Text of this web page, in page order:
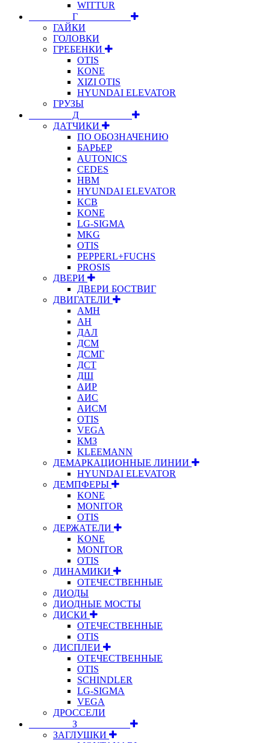
WITTUR
⠀⠀⠀⠀⠀⠀Г⠀⠀⠀⠀⠀⠀⠀
ГАЙКИ
ГОЛОВКИ
ГРЕБЕНКИ
OTIS
KONE
XIZI OTIS
HYUNDAI ELEVATOR
ГРУЗЫ
⠀⠀⠀⠀⠀⠀Д⠀⠀⠀⠀⠀⠀⠀
ДАТЧИКИ
ПО ОБОЗНАЧЕНИЮ
БАРЬЕР
AUTONICS
CEDES
HBM
HYUNDAI ELEVATOR
KCB
KONE
LG-SIGMA
MKG
OTIS
PEPPERL+FUCHS
PROSIS
ДВЕРИ
ДВЕРИ БОСТВИГ
ДВИГАТЕЛИ
АМН
АН
ДАЛ
ДСМ
ДСМГ
ДСТ
ДШ
АИР
АИС
АИСМ
OTIS
VEGA
КМЗ
KLEEMANN
ДЕМАРКАЦИОННЫЕ ЛИНИИ
HYUNDAI ELEVATOR
ДЕМПФЕРЫ
KONE
MONITOR
OTIS
ДЕРЖАТЕЛИ
KONE
MONITOR
OTIS
ДИНАМИКИ
ОТЕЧЕСТВЕННЫЕ
ДИОДЫ
ДИОДНЫЕ МОСТЫ
ДИСКИ
ОТЕЧЕСТВЕННЫЕ
OTIS
ДИСПЛЕИ
ОТЕЧЕСТВЕННЫЕ
OTIS
SCHINDLER
LG-SIGMA
VEGA
ДРОССЕЛИ
⠀⠀⠀⠀⠀⠀З⠀⠀⠀⠀⠀⠀⠀
ЗАГЛУШКИ